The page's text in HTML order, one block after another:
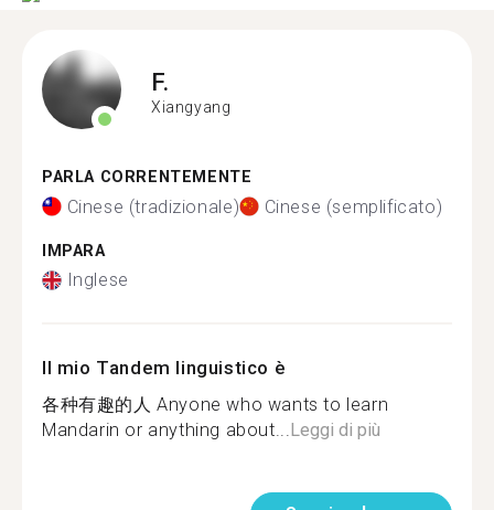
F.
Xiangyang
PARLA CORRENTEMENTE
Cinese (tradizionale) Cinese (semplificato)
IMPARA
Inglese
Il mio Tandem linguistico è
各种有趣的人 Anyone who wants to learn
Mandarin or anything about...Leggi di più